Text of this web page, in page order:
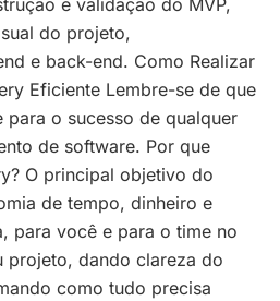
e validação do MVP,
do projeto,
e back-end. Como Realizar
Eficiente Lembre-se de que
o sucesso de qualquer
de software. Por que
O principal objetivo do
de tempo, dinheiro e
para você e para o time no
projeto, dando clareza do
como tudo precisa